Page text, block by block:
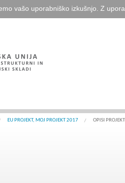
vašo uporabniško izkušnjo. Z
EU PROJEKT, MOJ PROJEKT 2017 OPISI